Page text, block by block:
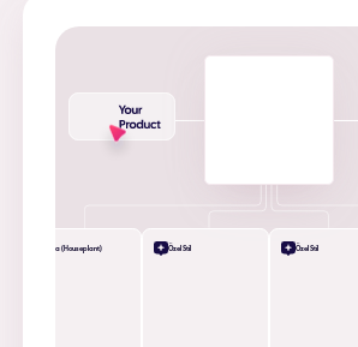
Masa (Houseplant) Özel Stil Özel Stil